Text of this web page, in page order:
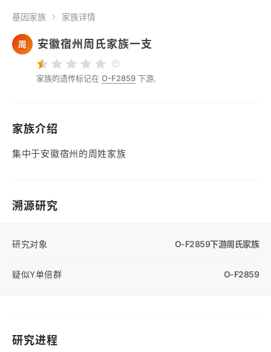
基因家族 家族详情
周 安徽宿州周氏家族一支
家族的遗传标记在 O-F2859 下游,
家族介绍
集中于安徽宿州的周姓家族
溯源研究
研究对象 O-F2859下游周氏家族
疑似Y单倍群 O-F2859
研究进程